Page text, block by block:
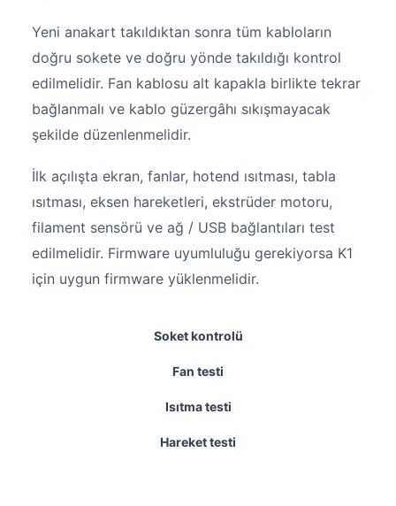
Yeni anakart takıldıktan sonra tüm kabloların
doğru sokete ve doğru yönde takıldığı kontrol
edilmelidir. Fan kablosu alt kapakla birlikte tekrar
bağlanmalı ve kablo güzergâhı sıkışmayacak
şekilde düzenlenmelidir.
İlk açılışta ekran, fanlar, hotend ısıtması, tabla
ısıtması, eksen hareketleri, ekstrüder motoru,
filament sensörü ve ağ / USB bağlantıları test
edilmelidir. Firmware uyumluluğu gerekiyorsa K1
için uygun firmware yüklenmelidir.
Soket kontrolü
Fan testi
Isıtma testi
Hareket testi